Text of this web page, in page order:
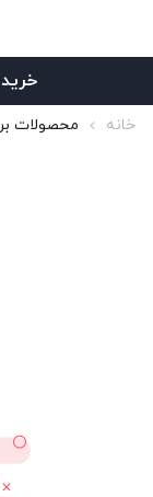
خانه محصولات